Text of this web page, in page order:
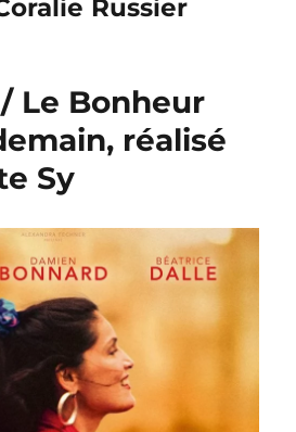
Russier
Le Bonheur
réalisé
Sy